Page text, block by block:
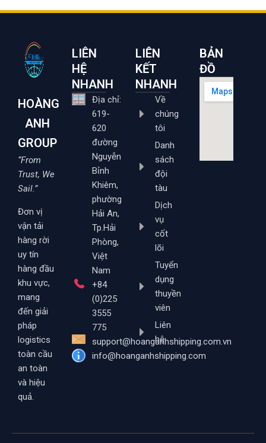
HOÀNG
ANH
GROUP
“From
Trust, We
Sail.”
Đơn vị
vận tải
hàng rời
uy tín
hàng đầu
khu vực,
mang
đến giải
pháp
logistics
toàn cầu
an toàn
và hiệu
quả.
LIÊN
HỆ
NHANH
Địa chỉ:
619-
620
đường
Nguyễn
Bỉnh
Khiêm,
phường
Hải An,
Tp.Hải
Phòng,
Việt
Nam
+84
(0)225
3555
775
support@hoanganhshipping.com.vn
info@hoanganhshipping.com
LIÊN
KẾT
NHANH
Về
chúng
tôi
Danh
sách
đội
tàu
Dịch
vụ
cốt
lõi
Tuyển
dụng
thuyền
viên
Liên
hệ
BẢN
ĐỒ